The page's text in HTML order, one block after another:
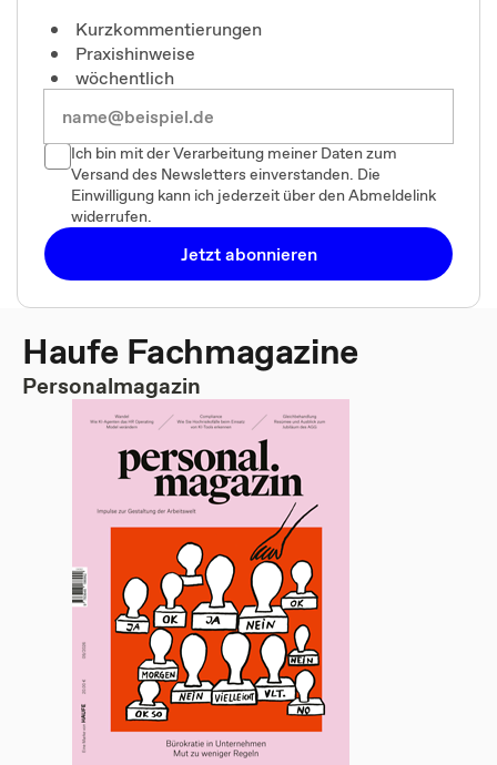
Kurzkommentierungen
Praxishinweise
wöchentlich
Ich bin mit der Verarbeitung meiner Daten zum
Versand des Newsletters einverstanden. Die
Einwilligung kann ich jederzeit über den Abmeldelink
widerrufen.
Jetzt abonnieren
Haufe Fachmagazine
Personalmagazin